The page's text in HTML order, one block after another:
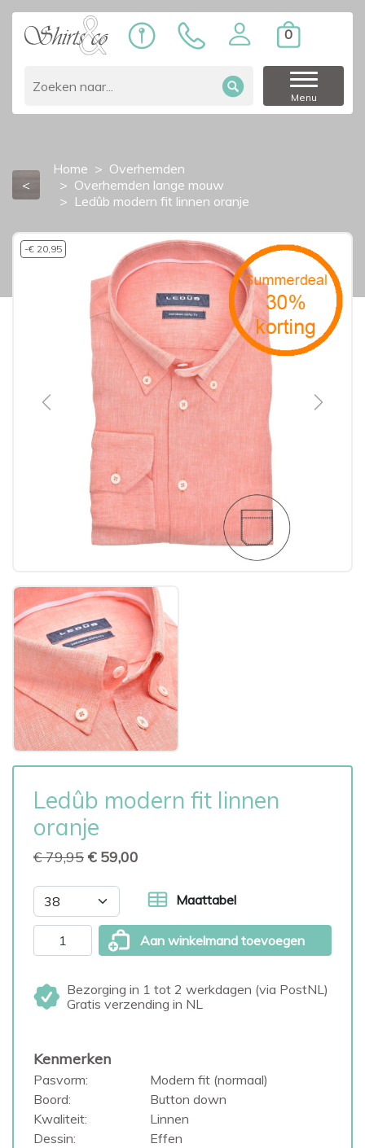
0
Menu
<
Home
Overhemden
Overhemden lange mouw
Ledûb modern fit linnen oranje
-€ 20,95
Previous Next
Ledûb modern fit linnen
oranje
€ 79,95 € 59,00
Maattabel
Aan winkelmand toevoegen
Bezorging in 1 tot 2 werkdagen (via PostNL)
Gratis verzending in NL
Kenmerken
Pasvorm:
Modern fit (normaal)
Boord:
Button down
Kwaliteit:
Linnen
Dessin:
Effen